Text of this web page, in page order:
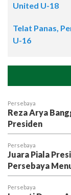
United U-18
Telat Panas,
U-16
Persebaya
Reza Arya
Presiden
Persebaya
Juara Piala
Persebaya
Persebaya